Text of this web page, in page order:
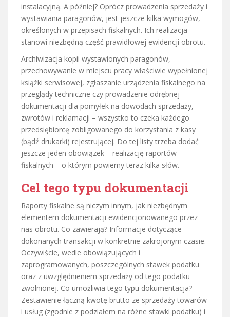
instalacyjną. A później? Oprócz prowadzenia sprzedaży i
wystawiania paragonów, jest jeszcze kilka wymogów,
określonych w przepisach fiskalnych. Ich realizacja
stanowi niezbędną część prawidłowej ewidencji obrotu.
Archiwizacja kopii wystawionych paragonów,
przechowywanie w miejscu pracy właściwie wypełnionej
książki serwisowej, zgłaszanie urządzenia fiskalnego na
przeglądy techniczne czy prowadzenie odrębnej
dokumentacji dla pomyłek na dowodach sprzedaży,
zwrotów i reklamacji – wszystko to czeka każdego
przedsiębiorcę zobligowanego do korzystania z kasy
(bądź drukarki) rejestrującej. Do tej listy trzeba dodać
jeszcze jeden obowiązek – realizację raportów
fiskalnych – o którym powiemy teraz kilka słów.
Cel tego typu dokumentacji
Raporty fiskalne są niczym innym, jak niezbędnym
elementem dokumentacji ewidencjonowanego przez
nas obrotu. Co zawierają? Informacje dotyczące
dokonanych transakcji w konkretnie zakrojonym czasie.
Oczywiście, wedle obowiązujących i
zaprogramowanych, poszczególnych stawek podatku
oraz z uwzględnieniem sprzedaży od tego podatku
zwolnionej. Co umożliwia tego typu dokumentacja?
Zestawienie łączną kwotę brutto ze sprzedaży towarów
i usług (zgodnie z podziałem na różne stawki podatku) i